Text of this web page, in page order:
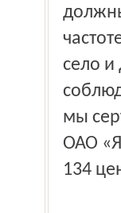
село и
мы
ОАО
134